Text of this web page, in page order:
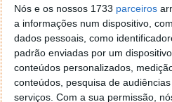
Nós e os nossos 1733 parceiros
a informações num dispositivo,
dados pessoais, como
padrão enviadas por um
conteúdos personalizados,
conteúdos, pesquisa de
serviços. Com a sua permissão,
Conforme o comunicado,
arquitetura, a tecnologia do
pegar e empilhar toalhas,
dobragem, recuperar de
usar habilidades de